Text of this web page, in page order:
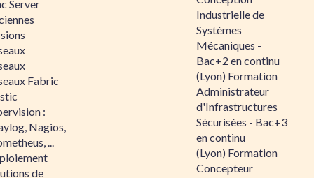
Server
Fabric
:
Nagios,
...
de
Industrielle de
Systèmes
Mécaniques -
Bac+2 en continu
(Lyon) Formation
Administrateur
d'Infrastructures
Sécurisées - Bac+3
en continu
(Lyon) Formation
Concepteur